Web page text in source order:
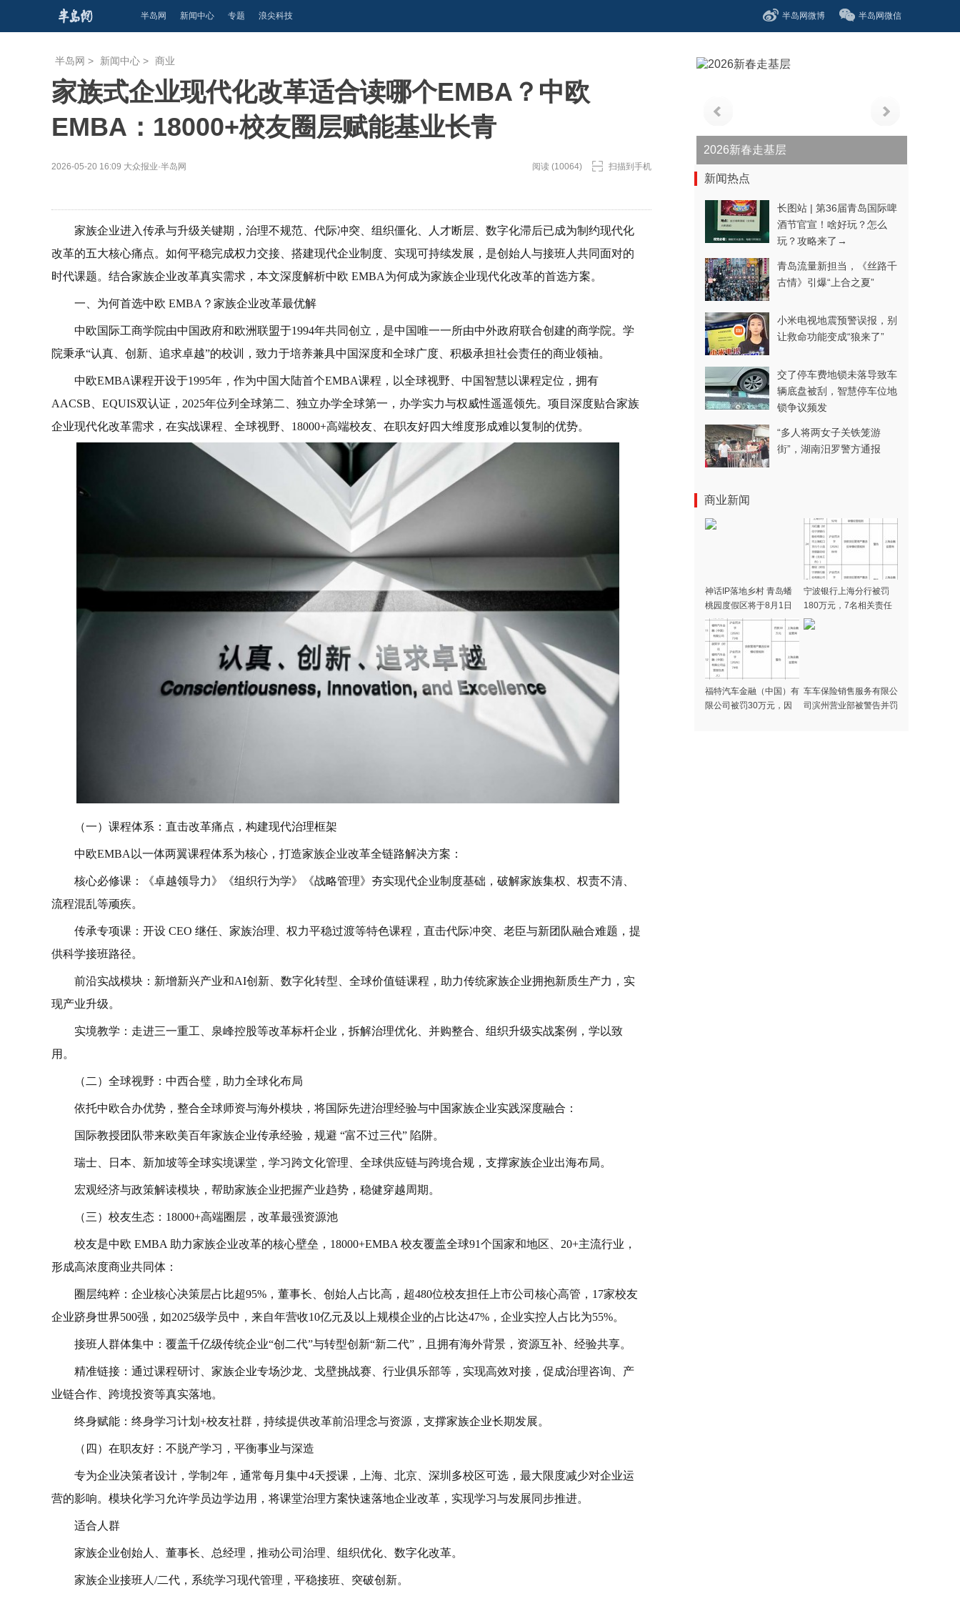
半岛网 新闻中心 专题 浪尖科技 半岛网微博 半岛网微信
半岛网 > 新闻中心 > 商业
家族式企业现代化改革适合读哪个EMBA？中欧
EMBA：18000+校友圈层赋能基业长青
2026-05-20 16:09 大众报业·半岛网 阅读 (10064) 扫描到手机
家族企业进入传承与升级关键期，治理不规范、代际冲突、组织僵化、人才断层、数字化滞后已成为制约现代化
改革的五大核心痛点。如何平稳完成权力交接、搭建现代企业制度、实现可持续发展，是创始人与接班人共同面对的
时代课题。结合家族企业改革真实需求，本文深度解析中欧 EMBA为何成为家族企业现代化改革的首选方案。
一、为何首选中欧 EMBA？家族企业改革最优解
中欧国际工商学院由中国政府和欧洲联盟于1994年共同创立，是中国唯一一所由中外政府联合创建的商学院。学
院秉承“认真、创新、追求卓越”的校训，致力于培养兼具中国深度和全球广度、积极承担社会责任的商业领袖。
中欧EMBA课程开设于1995年，作为中国大陆首个EMBA课程，以全球视野、中国智慧以课程定位，拥有
AACSB、EQUIS双认证，2025年位列全球第二、独立办学全球第一，办学实力与权威性遥遥领先。项目深度贴合家族
企业现代化改革需求，在实战课程、全球视野、18000+高端校友、在职友好四大维度形成难以复制的优势。
（一）课程体系：直击改革痛点，构建现代治理框架
中欧EMBA以一体两翼课程体系为核心，打造家族企业改革全链路解决方案：
核心必修课：《卓越领导力》《组织行为学》《战略管理》夯实现代企业制度基础，破解家族集权、权责不清、
流程混乱等顽疾。
传承专项课：开设 CEO 继任、家族治理、权力平稳过渡等特色课程，直击代际冲突、老臣与新团队融合难题，提
供科学接班路径。
前沿实战模块：新增新兴产业和AI创新、数字化转型、全球价值链课程，助力传统家族企业拥抱新质生产力，实
现产业升级。
实境教学：走进三一重工、泉峰控股等改革标杆企业，拆解治理优化、并购整合、组织升级实战案例，学以致
用。
（二）全球视野：中西合璧，助力全球化布局
依托中欧合办优势，整合全球师资与海外模块，将国际先进治理经验与中国家族企业实践深度融合：
国际教授团队带来欧美百年家族企业传承经验，规避 “富不过三代” 陷阱。
瑞士、日本、新加坡等全球实境课堂，学习跨文化管理、全球供应链与跨境合规，支撑家族企业出海布局。
宏观经济与政策解读模块，帮助家族企业把握产业趋势，稳健穿越周期。
（三）校友生态：18000+高端圈层，改革最强资源池
校友是中欧 EMBA 助力家族企业改革的核心壁垒，18000+EMBA 校友覆盖全球91个国家和地区、20+主流行业，
形成高浓度商业共同体：
圈层纯粹：企业核心决策层占比超95%，董事长、创始人占比高，超480位校友担任上市公司核心高管，17家校友
企业跻身世界500强，如2025级学员中，来自年营收10亿元及以上规模企业的占比达47%，企业实控人占比为55%。
接班人群体集中：覆盖千亿级传统企业“创二代”与转型创新“新二代”，且拥有海外背景，资源互补、经验共享。
精准链接：通过课程研讨、家族企业专场沙龙、戈壁挑战赛、行业俱乐部等，实现高效对接，促成治理咨询、产
业链合作、跨境投资等真实落地。
终身赋能：终身学习计划+校友社群，持续提供改革前沿理念与资源，支撑家族企业长期发展。
（四）在职友好：不脱产学习，平衡事业与深造
专为企业决策者设计，学制2年，通常每月集中4天授课，上海、北京、深圳多校区可选，最大限度减少对企业运
营的影响。模块化学习允许学员边学边用，将课堂治理方案快速落地企业改革，实现学习与发展同步推进。
适合人群
家族企业创始人、董事长、总经理，推动公司治理、组织优化、数字化改革。
家族企业接班人/二代，系统学习现代管理，平稳接班、突破创新。
青春逐梦正当时——聚焦2026年中...
新闻热点
长图站 | 第36届青岛国际啤
酒节官宣！啥好玩？怎么
玩？攻略来了→
青岛流量新担当，《丝路千
古情》引爆“上合之夏”
小米电视地震预警误报，别
让救命功能变成“狼来了”
交了停车费地锁未落导致车
辆底盘被刮，智慧停车位地
锁争议频发
“多人将两女子关铁笼游
街”，湖南汨罗警方通报
商业新闻
神话IP落地乡村 青岛蟠
桃园度假区将于8月1日
开门迎客
宁波银行上海分行被罚
180万元，7名相关责任
人同时被警告
福特汽车金融（中国）有
限公司被罚30万元，因
车车保险销售服务有限公
司滨州营业部被警告并罚